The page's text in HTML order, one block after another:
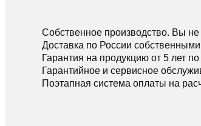
Собственное производство. Вы
Доставка по России
Гарантия на продукцию от 5 лет по
Гарантийное и сервисное
Поэтапная система оплаты на